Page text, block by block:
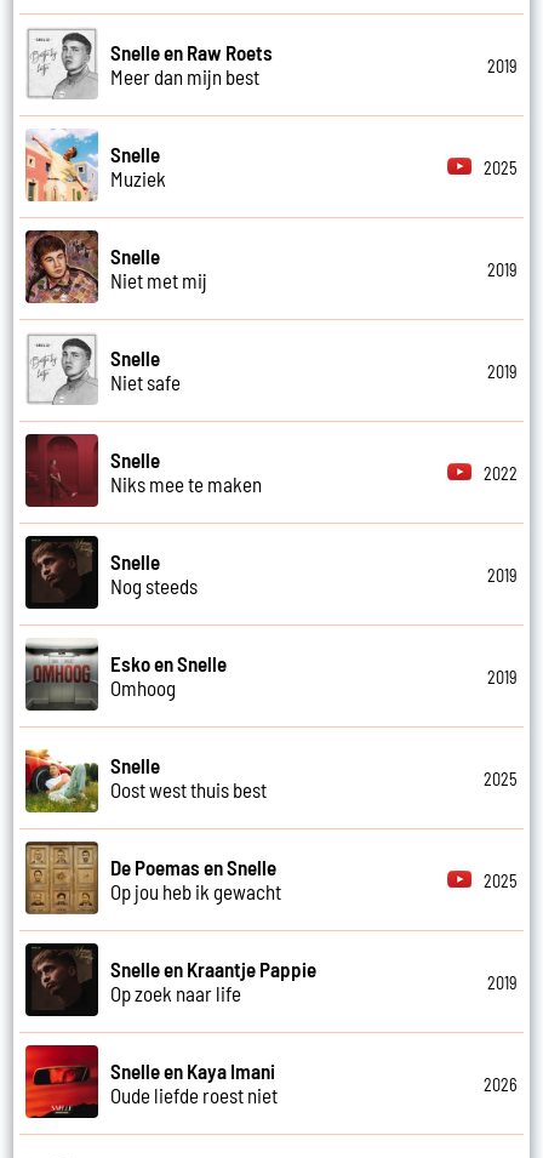
Snelle en Raw Roets
Meer dan mijn best
2019
Snelle
Muziek
2025
Snelle
Niet met mij
2019
Snelle
Niet safe
2019
Snelle
Niks mee te maken
2022
Snelle
Nog steeds
2019
Esko en Snelle
Omhoog
2019
Snelle
Oost west thuis best
2025
De Poemas en Snelle
Op jou heb ik gewacht
2025
Snelle en Kraantje Pappie
Op zoek naar life
2019
Snelle en Kaya Imani
Oude liefde roest niet
2026